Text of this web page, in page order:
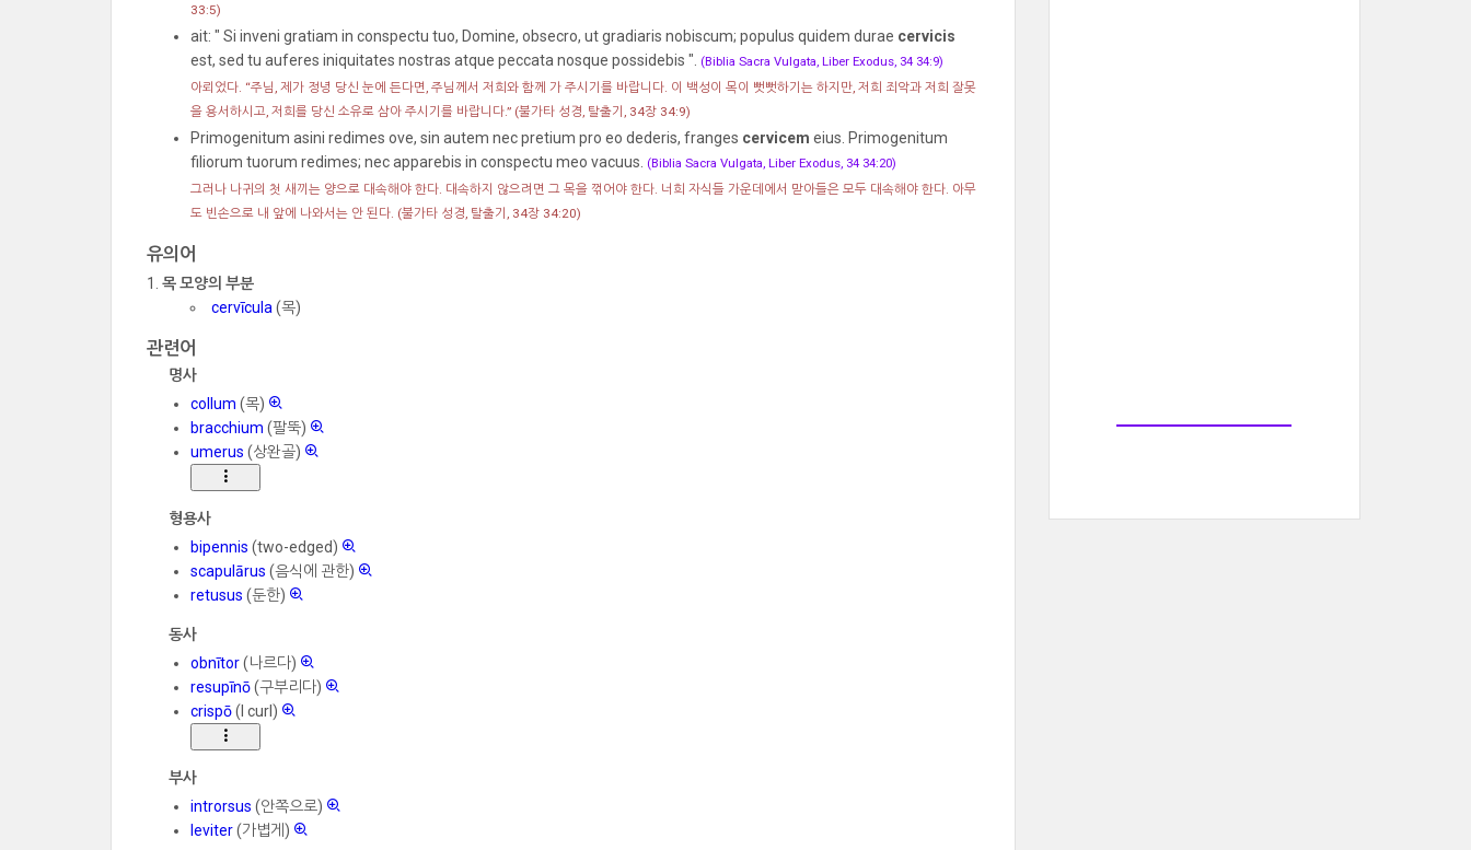
33:5)
ait: " Si inveni gratiam in conspectu tuo, Domine, obsecro, ut gradiaris nobiscum; populus quidem durae cervicis
est, sed tu auferes iniquitates nostras atque peccata nosque possidebis ". (Biblia Sacra Vulgata, Liber Exodus, 34 34:9)
아뢰었다. “주님, 제가 정녕 당신 눈에 든다면, 주님께서 저희와 함께 가 주시기를 바랍니다. 이 백성이 목이 뻣뻣하기는 하지만, 저희 죄악과 저희 잘못
을 용서하시고, 저희를 당신 소유로 삼아 주시기를 바랍니다.” (불가타 성경, 탈출기, 34장 34:9)
Primogenitum asini redimes ove, sin autem nec pretium pro eo dederis, franges cervicem eius. Primogenitum
filiorum tuorum redimes; nec apparebis in conspectu meo vacuus. (Biblia Sacra Vulgata, Liber Exodus, 34 34:20)
그러나 나귀의 첫 새끼는 양으로 대속해야 한다. 대속하지 않으려면 그 목을 꺾어야 한다. 너희 자식들 가운데에서 맏아들은 모두 대속해야 한다. 아무
도 빈손으로 내 앞에 나와서는 안 된다. (불가타 성경, 탈출기, 34장 34:20)
유의어
목 모양의 부분
cervīcula (목)
관련어
명사
collum (목)
bracchium (팔뚝)
umerus (상완골)
형용사
bipennis (two-edged)
scapulārus (음식에 관한)
retusus (둔한)
동사
obnītor(나르다)
resupīnō(구부리다)
crispō(I curl)
부사
introrsus (안쪽으로)
leviter(가볍게)